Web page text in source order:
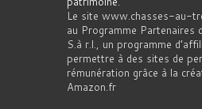
Le site www.chasses-au-
au Programme Partenaires
S.à r.l., un programme
permettre à des sites de
rémunération grâce à la
Amazon.fr